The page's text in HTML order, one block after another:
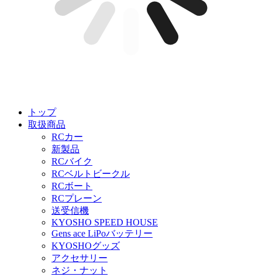
トップ
取扱商品
RCカー
新製品
RCバイク
RCベルトビークル
RCボート
RCプレーン
送受信機
KYOSHO SPEED HOUSE
Gens ace LiPoバッテリー
KYOSHOグッズ
アクセサリー
ネジ・ナット